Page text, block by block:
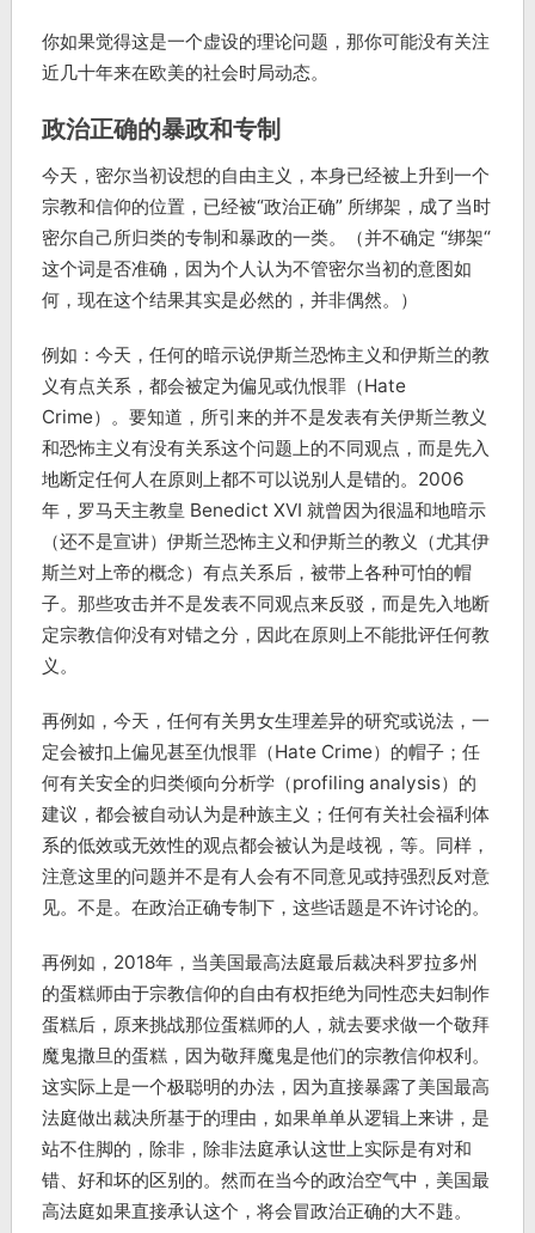
你如果觉得这是一个虚设的理论问题，那你可能没有关注
近几十年来在欧美的社会时局动态。
政治正确的暴政和专制
今天，密尔当初设想的自由主义，本身已经被上升到一个
宗教和信仰的位置，已经被“政治正确” 所绑架，成了当时
密尔自己所归类的专制和暴政的一类。（并不确定 “绑架“
这个词是否准确，因为个人认为不管密尔当初的意图如
何，现在这个结果其实是必然的，并非偶然。）
例如：今天，任何的暗示说伊斯兰恐怖主义和伊斯兰的教
义有点关系，都会被定为偏见或仇恨罪（Hate
Crime）。要知道，所引来的并不是发表有关伊斯兰教义
和恐怖主义有没有关系这个问题上的不同观点，而是先入
地断定任何人在原则上都不可以说别人是错的。2006
年，罗马天主教皇 Benedict XVI 就曾因为很温和地暗示
（还不是宣讲）伊斯兰恐怖主义和伊斯兰的教义（尤其伊
斯兰对上帝的概念）有点关系后，被带上各种可怕的帽
子。那些攻击并不是发表不同观点来反驳，而是先入地断
定宗教信仰没有对错之分，因此在原则上不能批评任何教
义。
再例如，今天，任何有关男女生理差异的研究或说法，一
定会被扣上偏见甚至仇恨罪（Hate Crime）的帽子；任
何有关安全的归类倾向分析学（profiling analysis）的
建议，都会被自动认为是种族主义；任何有关社会福利体
系的低效或无效性的观点都会被认为是歧视，等。同样，
注意这里的问题并不是有人会有不同意见或持强烈反对意
见。不是。在政治正确专制下，这些话题是不许讨论的。
再例如，2018年，当美国最高法庭最后裁决科罗拉多州
的蛋糕师由于宗教信仰的自由有权拒绝为同性恋夫妇制作
蛋糕后，原来挑战那位蛋糕师的人，就去要求做一个敬拜
魔鬼撒旦的蛋糕，因为敬拜魔鬼是他们的宗教信仰权利。
这实际上是一个极聪明的办法，因为直接暴露了美国最高
法庭做出裁决所基于的理由，如果单单从逻辑上来讲，是
站不住脚的，除非，除非法庭承认这世上实际是有对和
错、好和坏的区别的。然而在当今的政治空气中，美国最
高法庭如果直接承认这个，将会冒政治正确的大不韪。